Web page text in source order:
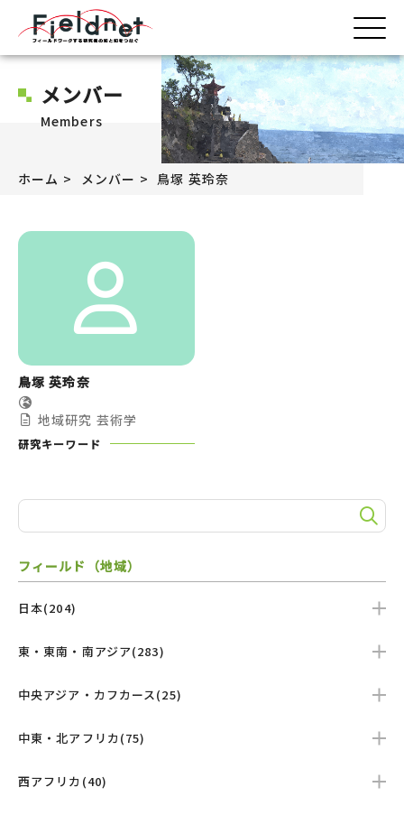
メンバー
Members
ホーム メンバー 鳥塚 英玲奈
鳥塚 英玲奈
地域研究 芸術学
研究キーワード
フィールド（地域）
日本(204)
東・東南・南アジア(283)
中央アジア・カフカース(25)
中東・北アフリカ(75)
西アフリカ(40)